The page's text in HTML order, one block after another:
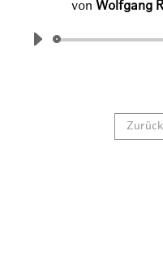
von Wolfgang